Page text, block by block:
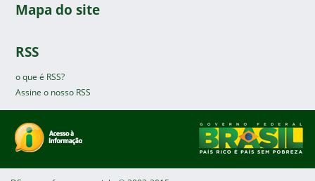
Mapa do site
RSS
o que é RSS?
Assine o nosso RSS